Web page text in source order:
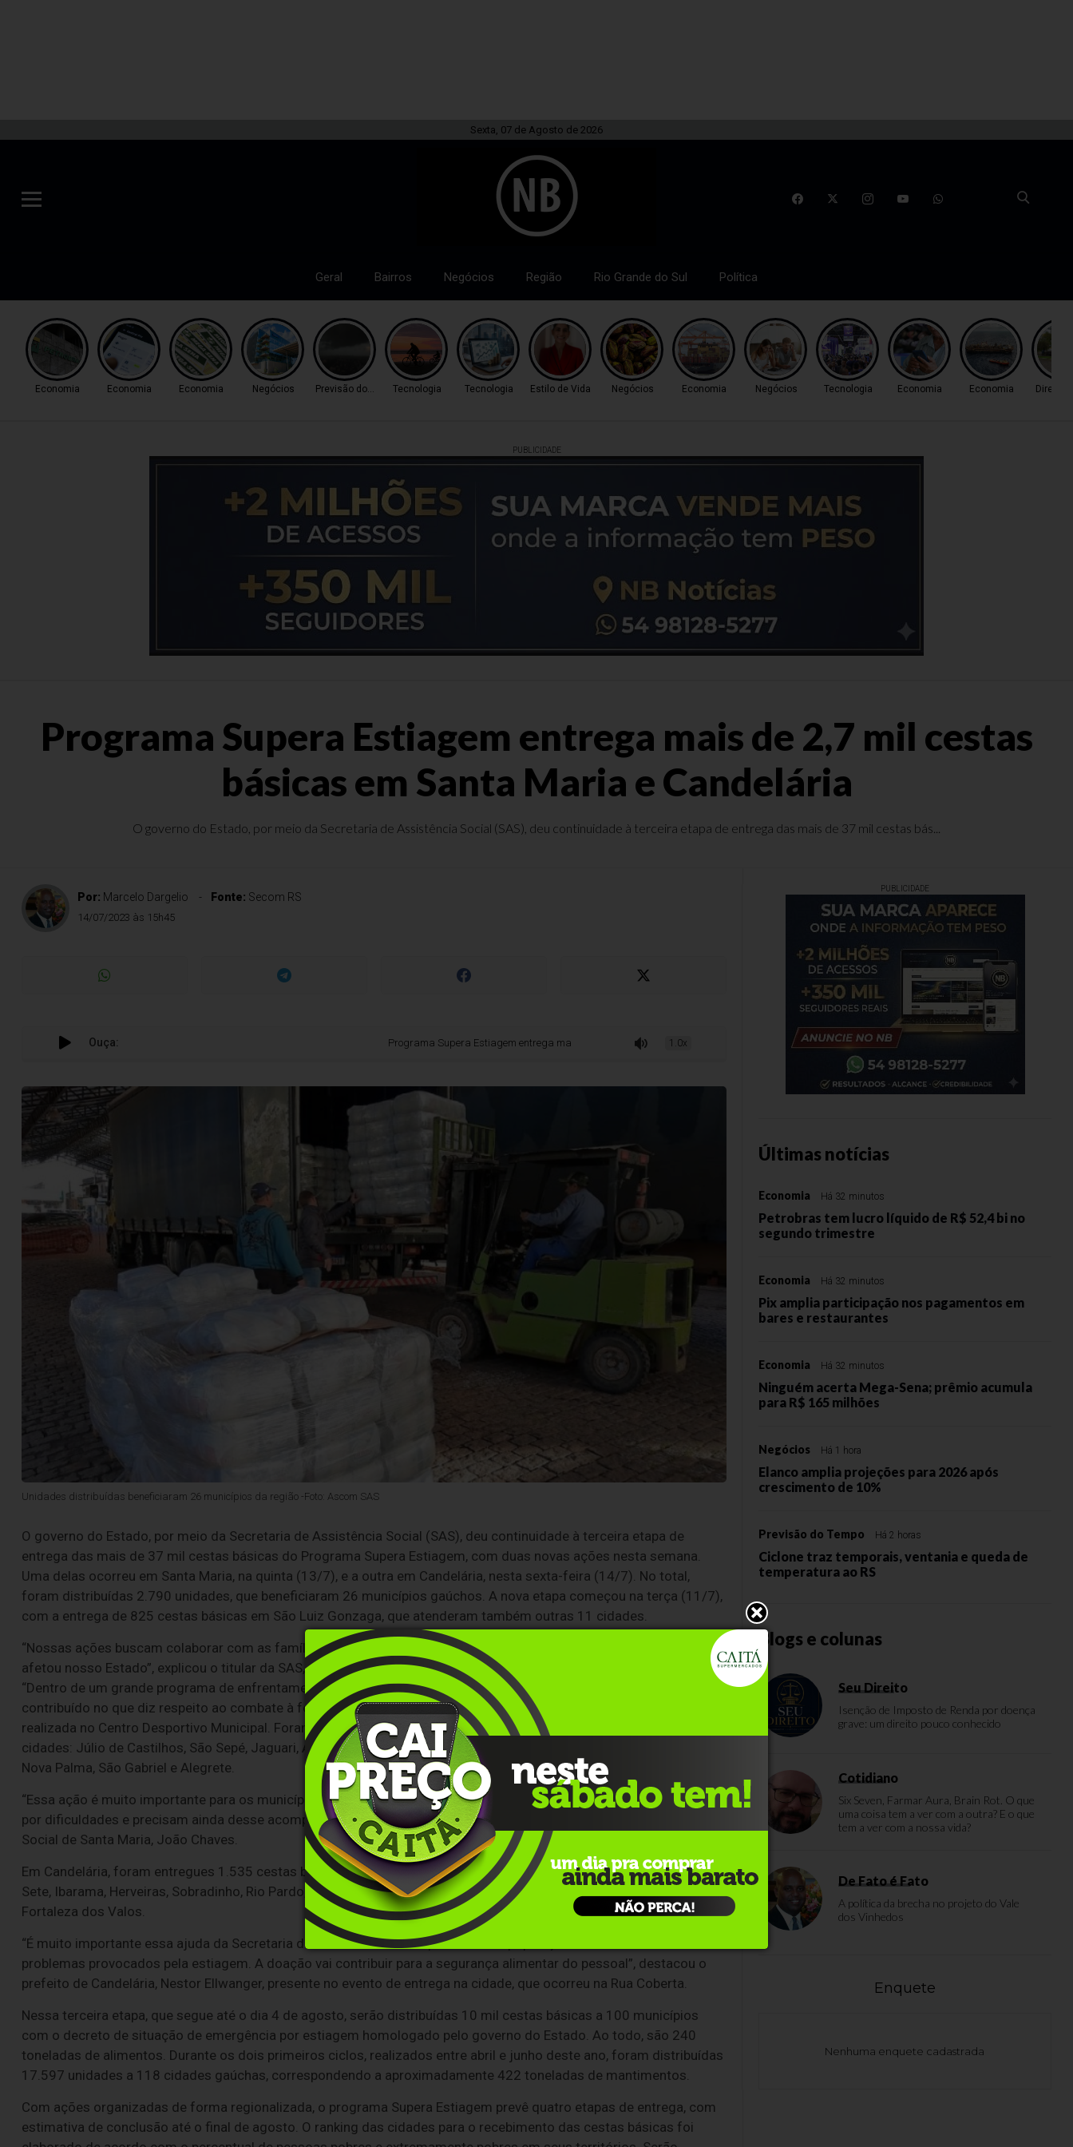
Sexta, 07 de Agosto de 2026
Geral Bairros Negócios Região Rio Grande do Sul Política
Economia Economia Economia Negócios Previsão do TempoTecnologia Tecnologia Estilo de Vida Negócios Economia Negócios Tecnologia Economia Economia Direito
PUBLICIDADE
Programa Supera Estiagem entrega mais de 2,7 mil cestas
básicas em Santa Maria e Candelária
O governo do Estado, por meio da Secretaria de Assistência Social (SAS), deu continuidade à terceira etapa de entrega das mais de 37 mil cestas bás...
Por: Marcelo Dargelio Fonte: Secom RS
14/07/2023 às 15h45
Ouça: Programa Supera Estiagem entrega mais de 2,7 mil cestas básicas em Santa Maria e Candelária
1.0x
Unidades distribuídas beneficiaram 26 municípios da região -Foto: Ascom SAS
O governo do Estado, por meio da Secretaria de Assistência Social (SAS), deu continuidade à terceira etapa de
entrega das mais de 37 mil cestas básicas do Programa Supera Estiagem, com duas novas ações nesta semana.
Uma delas ocorreu em Santa Maria, na quinta (13/7), e a outra em Candelária, nesta sexta-feira (14/7). No total,
foram distribuídas 2.790 unidades, que beneficiaram 26 municípios gaúchos. A nova etapa começou na terça (11/7),
com a entrega de 825 cestas básicas em São Luiz Gonzaga, que atenderam também outras 11 cidades.
“Nossas ações buscam colaborar com as famílias que vivem em insegurança alimentar devido à estiagem que
afetou nosso Estado”, explicou o titular da SAS, Beto Fantinel, durante a cerimônia de entrega em Santa Maria.
“Dentro de um grande programa de enfrentamento às dificuldades provocadas pela falta de chuva, a SAS tem
contribuído no que diz respeito ao combate à fome e à insegurança alimentar nos municípios atingidos”. A ação foi
realizada no Centro Desportivo Municipal. Foram distribuídas 1.255 cestas básicas, que beneficiaram ainda outras 12
cidades: Júlio de Castilhos, São Sepé, Jaguari, Agudo, São João do Polêsine, Pinhal Grande, Ivorá, Cruz Alta, Toropi,
Nova Palma, São Gabriel e Alegrete.
“Essa ação é muito importante para os municípios que foram atingidos pela estiagem e que, com certeza, passam
por dificuldades e precisam ainda desse acompanhamento e desse auxílio”, avaliou o secretário de Desenvolvimento
Social de Santa Maria, João Chaves.
Em Candelária, foram entregues 1.535 cestas básicas, que atenderam também outros 12 municípios: Sinimbu, Passa
Sete, Ibarama, Herveiras, Sobradinho, Rio Pardo, Vale Verde, Progresso, Vera Cruz, Venâncio Aires, Novo Cabrais e
Fortaleza dos Valos.
“É muito importante essa ajuda da Secretaria de Assistência Social para a nossa população menos favorecida e com
problemas provocados pela estiagem. A doação vai contribuir para a segurança alimentar do pessoal”, destacou o
prefeito de Candelária, Nestor Ellwanger, presente no evento de entrega na cidade, que ocorreu na Rua Coberta.
Nessa terceira etapa, que segue até o dia 4 de agosto, serão distribuídas 10 mil cestas básicas a 100 municípios
com o decreto de situação de emergência por estiagem homologado pelo governo do Estado. Ao todo, são 240
toneladas de alimentos. Durante os dois primeiros ciclos, realizados entre abril e junho deste ano, foram distribuídas
17.597 unidades a 118 cidades gaúchas, correspondendo a aproximadamente 422 toneladas de mantimentos.
Com ações organizadas de forma regionalizada, o programa Supera Estiagem prevê quatro etapas de entrega, com
estimativa de conclusão até o final de agosto. O ranking das cidades para o recebimento das cestas básicas foi
PUBLICIDADE
Últimas notícias
Economia Há 32 minutos
Petrobras tem lucro líquido de R$ 52,4 bi no
segundo trimestre
Economia Há 32 minutos
Pix amplia participação nos pagamentos em
bares e restaurantes
Economia Há 32 minutos
Ninguém acerta Mega-Sena; prêmio acumula
para R$ 165 milhões
Negócios Há 1 hora
Elanco amplia projeções para 2026 após
crescimento de 10%
Previsão do Tempo Há 2 horas
Ciclone traz temporais, ventania e queda de
temperatura ao RS
Blogs e colunas
Seu Direito
Isenção de Imposto de Renda por doença
grave: um direito pouco conhecido
Cotidiano
Six Seven, Farmar Aura, Brain Rot. O que
uma coisa tem a ver com a outra? E o que
tem a ver com a nossa vida?
De Fato é Fato
A política da brecha no projeto do Vale
dos Vinhedos
Enquete
Nenhuma enquete cadastrada